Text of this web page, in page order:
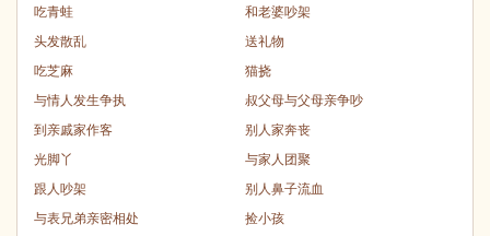
吃青蛙
和老婆吵架
头发散乱
送礼物
吃芝麻
猫挠
与情人发生争执
叔父母与父母亲争吵
到亲戚家作客
别人家奔丧
光脚丫
与家人团聚
跟人吵架
别人鼻子流血
与表兄弟亲密相处
捡小孩